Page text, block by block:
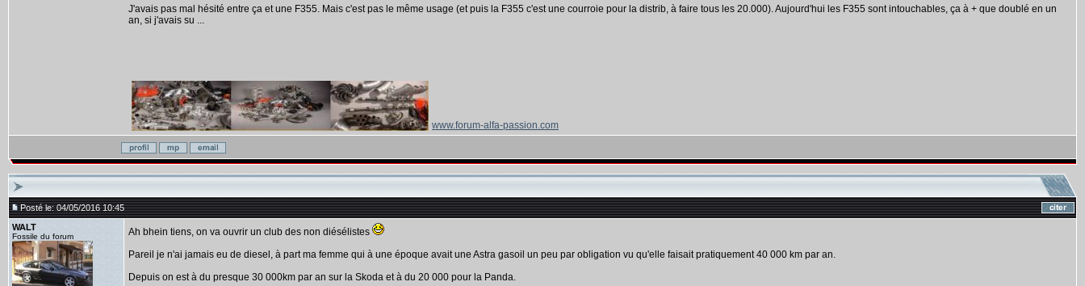
J'avais pas mal hésité entre ça et une F355. Mais c'est pas le même usage (et puis la F355 c'est une courroie pour la distrib, à faire tous les 20.000). Aujourd'hui les F355 sont intouchables, ça à + que doublé en un
an, si j'avais su ...
www.forum-alfa-passion.com
Posté le: 04/05/2016 10:45
WALT
Fossile du forum
Ah bhein tiens, on va ouvrir un club des non diésélistes
Pareil je n'ai jamais eu de diesel, à part ma femme qui à une époque avait une Astra gasoil un peu par obligation vu qu'elle faisait pratiquement 40 000 km par an.
Depuis on est à du presque 30 000km par an sur la Skoda et à du 20 000 pour la Panda.